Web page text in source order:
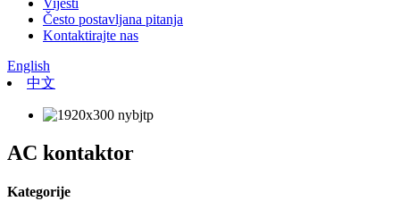
Vijesti
Često postavljana pitanja
Kontaktirajte nas
English
中文
AC kontaktor
Kategorije